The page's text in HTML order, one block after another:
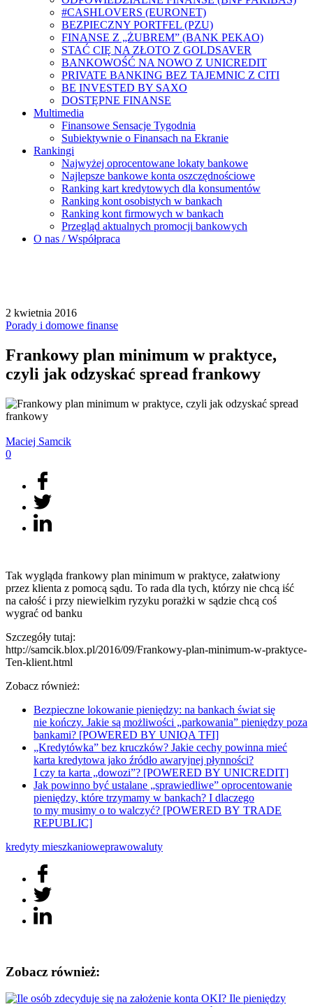
#CASHLOVERS (EURONET)
BEZPIECZNY PORTFEL (PZU)
FINANSE Z „ŻUBREM” (BANK PEKAO)
STAĆ CIĘ NA ZŁOTO Z GOLDSAVER
BANKOWOŚĆ NA NOWO Z UNICREDIT
PRIVATE BANKING BEZ TAJEMNIC Z CITI
BE INVESTED BY SAXO
DOSTĘPNE FINANSE
Multimedia
Finansowe Sensacje Tygodnia
Subiektywnie o Finansach na Ekranie
Rankingi
Najwyżej oprocentowane lokaty bankowe
Najlepsze bankowe konta oszczędnościowe
Ranking kart kredytowych dla konsumentów
Ranking kont osobistych w bankach
Ranking kont firmowych w bankach
Przegląd aktualnych promocji bankowych
O nas / Współpraca
2 kwietnia 2016
Porady i domowe finanse
Frankowy plan minimum w praktyce,
czyli jak odzyskać spread frankowy
Maciej Samcik
0
Tak wygląda frankowy plan minimum w praktyce, załatwiony
przez klienta z pomocą sądu. To rada dla tych, którzy nie chcą iść
na całość i przy niewielkim ryzyku porażki w sądzie chcą coś
wygrać od banku
Szczegóły tutaj:
http://samcik.blox.pl/2016/09/Frankowy-plan-minimum-w-praktyce-
Ten-klient.html
Zobacz również:
Bezpieczne lokowanie pieniędzy: na bankach świat się
nie kończy. Jakie są możliwości „parkowania” pieniędzy poza
bankami? [POWERED BY UNIQA TFI]
„Kredytówka” bez kruczków? Jakie cechy powinna mieć
karta kredytowa jako źródło awaryjnej płynności?
I czy ta karta „dowozi”? [POWERED BY UNICREDIT]
Jak powinno być ustalane „sprawiedliwe” oprocentowanie
pieniędzy, które trzymamy w bankach? I dlaczego
to my musimy o to walczyć? [POWERED BY TRADE
REPUBLIC]
kredyty mieszkanioweprawowaluty
Zobacz również: